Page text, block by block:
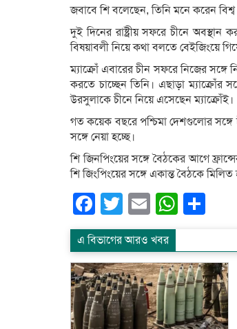
জবাবে শি বলেছেন, তিনি মনে করেন বিশ্ব
দুই দিনের রাষ্ট্রীয় সফরে চীনে অবস্থান
বিষয়াবলী নিয়ে কথা বলতে বেইজিংয়ে
ম্যাক্রোঁ এবারের চীন সফরে নিজের সঙ্গে
করতে চাচ্ছেন তিনি। এছাড়া ম্যাক্রোঁর
উরসুলাকে চীনে নিয়ে এসেছেন ম্যাক্রোঁই।
গত কয়েক বছরে পশ্চিমা দেশগুলোর সঙ্গে
সঙ্গে নেয়া হচ্ছে।
শি জিনপিংয়ের সঙ্গে বৈঠকের আগে
শি জিংপিংয়ের সঙ্গে একান্ত বৈঠকে মিলিত
Facebook
Twitter
Email
এ বিভাগের আরও খবর